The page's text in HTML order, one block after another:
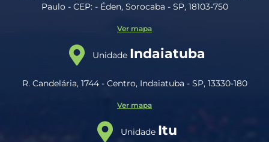
Paulo - CEP: - Éden, Sorocaba - SP, 18103-750
Ver mapa
Unidade Indaiatuba
R. Candelária, 1744 - Centro, Indaiatuba - SP, 13330-180
Ver mapa
Unidade Itu